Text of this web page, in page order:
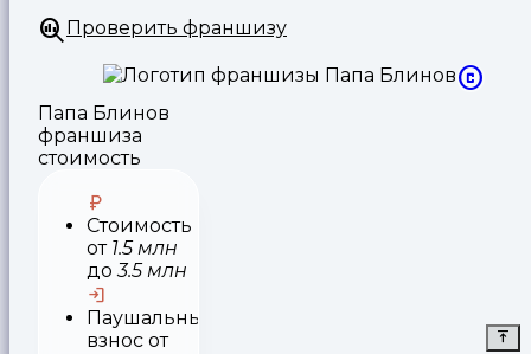
Проверить франшизу
Папа Блинов
франшиза
стоимость
Стоимость
от 1.5 млн
до3.5 млн
Паушальный
взнос от